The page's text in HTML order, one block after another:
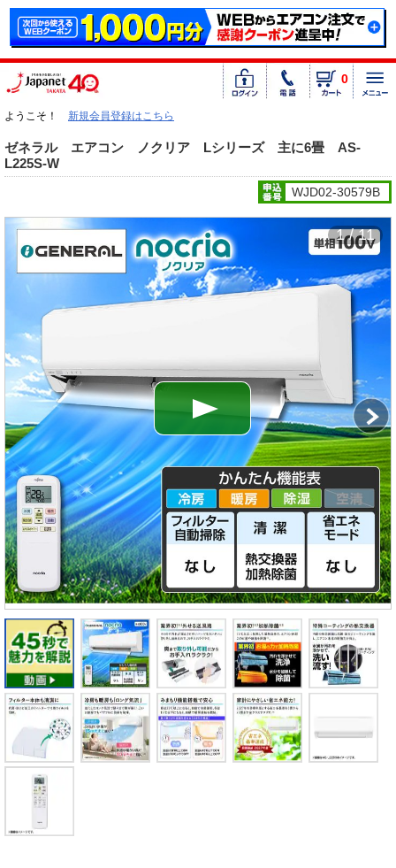
0
ようこそ！ 新規会員登録はこちら
ゼネラル エアコン ノクリア Lシリーズ 主に6畳 AS-
L225S-W
WJD02-30579B
1 / 11